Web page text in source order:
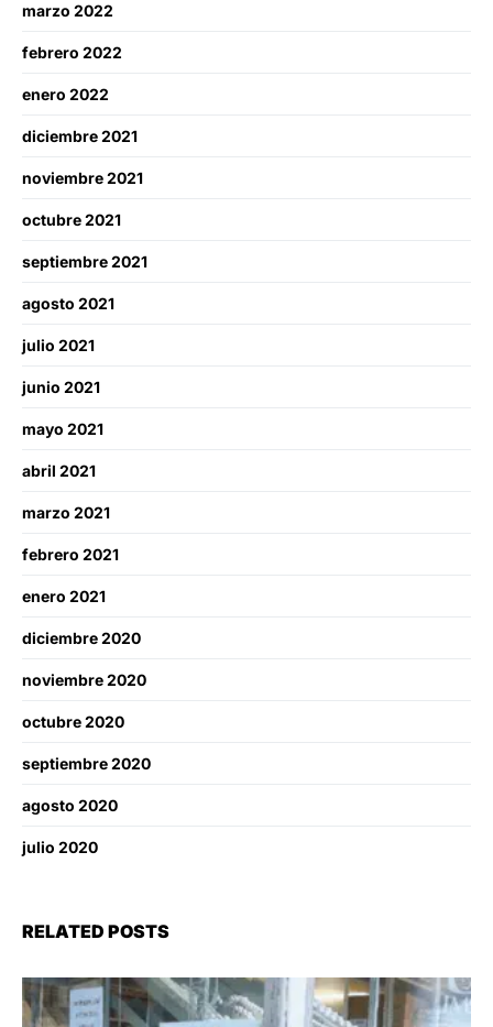
marzo 2022
febrero 2022
enero 2022
diciembre 2021
noviembre 2021
octubre 2021
septiembre 2021
agosto 2021
julio 2021
junio 2021
mayo 2021
abril 2021
marzo 2021
febrero 2021
enero 2021
diciembre 2020
noviembre 2020
octubre 2020
septiembre 2020
agosto 2020
julio 2020
RELATED POSTS